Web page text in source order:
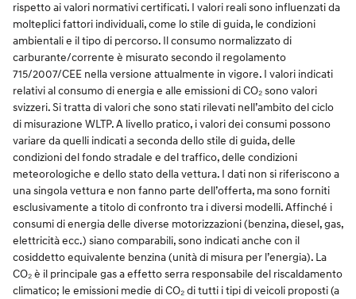
rispetto ai valori normativi certificati. I valori reali sono influenzati da
molteplici fattori individuali, come lo stile di guida, le condizioni
ambientali e il tipo di percorso. Il consumo normalizzato di
carburante/corrente è misurato secondo il regolamento
715/2007/CEE nella versione attualmente in vigore. I valori indicati
relativi al consumo di energia e alle emissioni di CO₂ sono valori
svizzeri. Si tratta di valori che sono stati rilevati nell’ambito del ciclo
di misurazione WLTP. A livello pratico, i valori dei consumi possono
variare da quelli indicati a seconda dello stile di guida, delle
condizioni del fondo stradale e del traffico, delle condizioni
meteorologiche e dello stato della vettura. I dati non si riferiscono a
una singola vettura e non fanno parte dell’offerta, ma sono forniti
esclusivamente a titolo di confronto tra i diversi modelli. Affinché i
consumi di energia delle diverse motorizzazioni (benzina, diesel, gas,
elettricità ecc.) siano comparabili, sono indicati anche con il
cosiddetto equivalente benzina (unità di misura per l’energia). La
CO₂ è il principale gas a effetto serra responsabile del riscaldamento
climatico; le emissioni medie di CO₂ di tutti i tipi di veicoli proposti (a